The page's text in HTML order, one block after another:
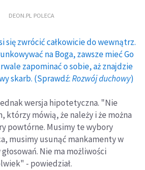
DEON.PL POLECA
się zwrócić całkowicie do wewnątrz.
na Boga, zawsze mieć Go
zapominać o sobie, aż znajdzie
skarb. (Sprawdź:Rozwój duchowy)
wersja hipotetyczna. "Nie
którzy mówią, że należy i że można
powtórne. Musimy te wybory
musimy usunąć mankamenty w
Nie ma możliwości
- powiedział.